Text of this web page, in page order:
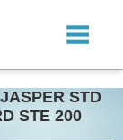
JASPER STD
STE 200